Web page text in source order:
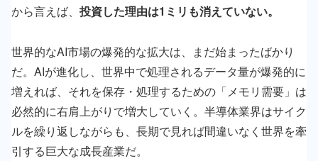
から言えば、 投資した理由は1ミリも消えていない。
世界的なAI市場の爆発的な拡大は、まだ始まったばかり
だ。AIが進化し、世界中で処理されるデータ量が爆発的に
増えれば、それを保存・処理するための「メモリ需要」は
必然的に右肩上がりで増大していく。半導体業界はサイク
ルを繰り返しながらも、長期で見れば間違いなく世界を牽
引する巨大な成長産業だ。